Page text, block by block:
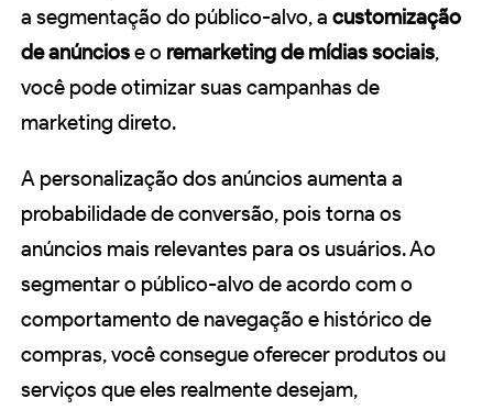
a segmentação do público-alvo, a customização
de anúnciose o remarketing de mídias sociais,
você pode otimizar suas campanhas de
marketing direto.
A personalização dos anúncios aumenta a
probabilidade de conversão, pois torna os
anúncios mais relevantes para os usuários. Ao
segmentar o público-alvo de acordo com o
comportamento de navegação e histórico de
compras, você consegue oferecer produtos ou
serviços que eles realmente desejam,